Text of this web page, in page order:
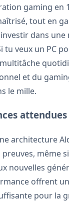
gaming en
tout en
dans une
tu veux un PC
et du
le mille.
attendues
architecture
même
nouvelles
offrent
pour la